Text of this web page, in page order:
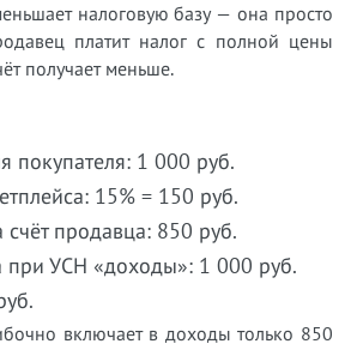
налоговую базу — она просто
платит налог с полной цены
получает меньше.
покупателя: 1 000 руб.
15% = 150 руб.
счёт продавца: 850 руб.
при УСН «доходы»: 1 000 руб.
включает в доходы только 850